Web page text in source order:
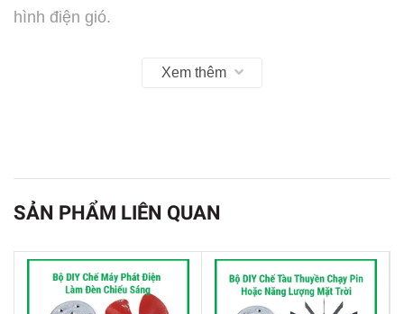
hình điện gió.
Xem thêm
SẢN PHẨM LIÊN QUAN